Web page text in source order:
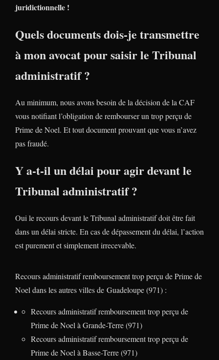
juridictionnelle !
Quels documents dois-je transmettre
à mon avocat pour saisir le Tribunal
administratif ?
Au minimum, nous avons besoin de la décision de la CAF
vous notifiant l’obligation de rembourser un trop perçu de
Prime de Noel. Et tout document prouvant que vous n’avez
pas fraudé.
Y a-t-il un délai pour agir devant le
Tribunal administratif ?
Oui le recours devant le Tribunal administratif doit être fait
dans un délai stricte. En cas de dépassement du délai, l’action
est purement et simplement irrecevable.
Recours administratif remboursement trop perçu de Prime de
Noel dans les autres villes de Guadeloupe (971) :
Recours administratif remboursement trop perçu de
Prime de Noel à Grande-Terre (971)
Recours administratif remboursement trop perçu de
Prime de Noel à Basse-Terre (971)